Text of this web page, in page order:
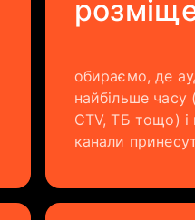
обираємо, де
найбільше часу
CTV, ТБ тощо)
канали